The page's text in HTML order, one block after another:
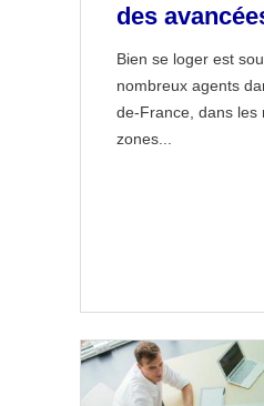
des
Bien se loger est
nombreux agents
de-France, dans les
zones...